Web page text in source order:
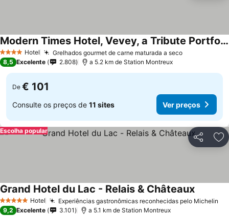
4 EstrelasHotel Grelhados gourmet de carne maturada a secoVer preços
Modern Times Hotel, Vevey, a Tribute Portfolio Hotel
Ver preços
8,5 Excelente 2.808 a 5.2 km de Station Montreux
De € 101
Consulte os preços de 11 sites Ver preços
Partilhar
Escolha popular
5 Estrelas Hotel Experiências gastronômicas reconhecidas pelo Michelin
Grand Hotel du Lac - Relais & ChâteauxVer
9,2 Excelente 3.101 a 5.1 km de Station Montreux